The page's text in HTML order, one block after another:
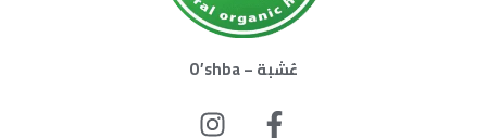
عُشبة – O’shba